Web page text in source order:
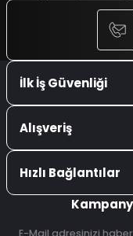
İlk İş Güvenliği
Alışveriş
Hızlı Bağlantılar